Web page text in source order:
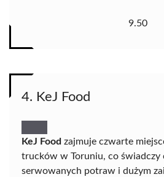
9.50
4. KeJ Food
KeJ Food zajmuje czwarte
trucków w Toruniu, co świadczy
serwowanych potraw i dużym